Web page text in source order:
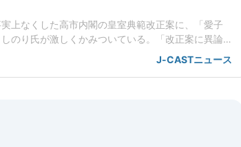
上なくした高市内閣の皇室典範改正案に、「愛子
のり氏が激しくかみついている。「改正案に異論
と取り上げた2026年7月1日放送の「大下容子ワイ
系)に、小林氏はVTRゲストで出演し、旧宮家から養
J-CASTニュース